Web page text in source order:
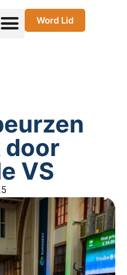
Word Lid
door
VS